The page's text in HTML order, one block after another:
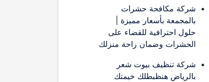
شركة مكافحة حشرات
بالمجمعة بأسعار مميزة |
حلول احترافية للقضاء على
الحشرات وضمان راحة منزلك
شركة تنظيف بيوت شعر
بالرياض هنظبطلك خيمتك